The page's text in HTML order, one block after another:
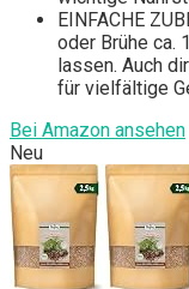
EINFACHE
oder Brühe ca.
lassen. Auch
für vielfältige
Bei Amazon ansehen
Neu